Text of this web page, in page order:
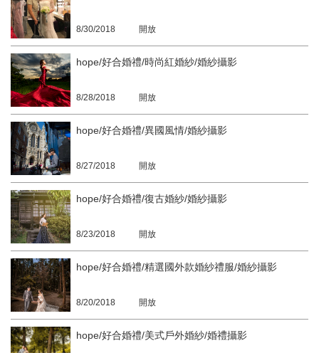
8/30/2018 開放
hope/好合婚禮/時尚紅婚紗/婚紗攝影
8/28/2018 開放
hope/好合婚禮/異國風情/婚紗攝影
8/27/2018 開放
hope/好合婚禮/復古婚紗/婚紗攝影
8/23/2018 開放
hope/好合婚禮/精選國外款婚紗禮服/婚紗攝影
8/20/2018 開放
hope/好合婚禮/美式戶外婚紗/婚禮攝影